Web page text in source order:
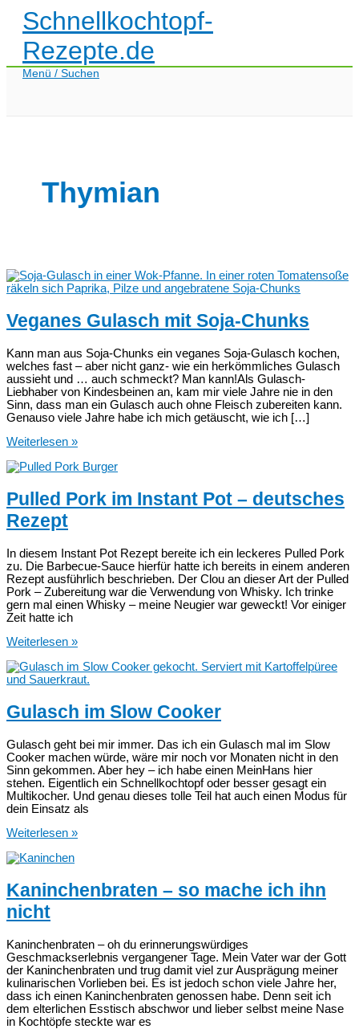
Zum
Inhalt
springen
Schnellkochtopf-
Rezepte.de
Menü / Suchen
Thymian
Veganes Gulasch mit Soja-Chunks
Kann man aus Soja-Chunks ein veganes Soja-Gulasch kochen,
welches fast – aber nicht ganz- wie ein herkömmliches Gulasch
aussieht und … auch schmeckt? Man kann!Als Gulasch-
Liebhaber von Kindesbeinen an, kam mir viele Jahre nie in den
Sinn, dass man ein Gulasch auch ohne Fleisch zubereiten kann.
Genauso viele Jahre habe ich mich getäuscht, wie ich […]
Veganes
mit
Chunks
Weiterlesen »
Pulled Pork im Instant Pot – deutsches
Rezept
In diesem Instant Pot Rezept bereite ich ein leckeres Pulled Pork
zu. Die Barbecue-Sauce hierfür hatte ich bereits in einem anderen
Rezept ausführlich beschrieben. Der Clou an dieser Art der Pulled
Pork – Zubereitung war die Verwendung von Whisky. Ich trinke
gern mal einen Whisky – meine Neugier war geweckt! Vor einiger
Zeit hatte ich
Pulled
im
Instant
–
deutsches
Weiterlesen »
Gulasch im Slow Cooker
Gulasch geht bei mir immer. Das ich ein Gulasch mal im Slow
Cooker machen würde, wäre mir noch vor Monaten nicht in den
Sinn gekommen. Aber hey – ich habe einen MeinHans hier
stehen. Eigentlich ein Schnellkochtopf oder besser gesagt ein
Multikocher. Und genau dieses tolle Teil hat auch einen Modus für
dein Einsatz als
Gulasch
Slow
Weiterlesen »
Kaninchenbraten – so mache ich ihn
nicht
Kaninchenbraten – oh du erinnerungswürdiges
Geschmackserlebnis vergangener Tage. Mein Vater war der Gott
der Kaninchenbraten und trug damit viel zur Ausprägung meiner
kulinarischen Vorlieben bei. Es ist jedoch schon viele Jahre her,
dass ich einen Kaninchenbraten genossen habe. Denn seit ich
dem elterlichen Esstisch abschwor und lieber selbst meine Nase
in Kochtöpfe steckte war es